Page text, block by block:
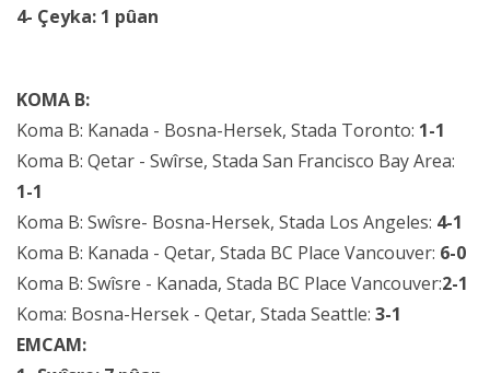
4- Çeyka: 1 pûan
KOMA B:
Koma B: Kanada - Bosna-Hersek, Stada Toronto: 1-1
Koma B: Qetar - Swîrse, Stada San Francisco Bay Area:
1-1
Koma B: Swîsre- Bosna-Hersek, Stada Los Angeles: 4-1
Koma B: Kanada - Qetar, Stada BC Place Vancouver: 6-0
Koma B: Swîsre - Kanada, Stada BC Place Vancouver:2-1
Koma: Bosna-Hersek - Qetar, Stada Seattle: 3-1
EMCAM: